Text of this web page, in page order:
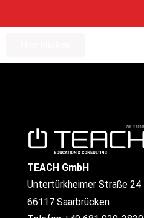
TEACH GmbH
Untertürkheimer Straße 24
66117 Saarbrücken